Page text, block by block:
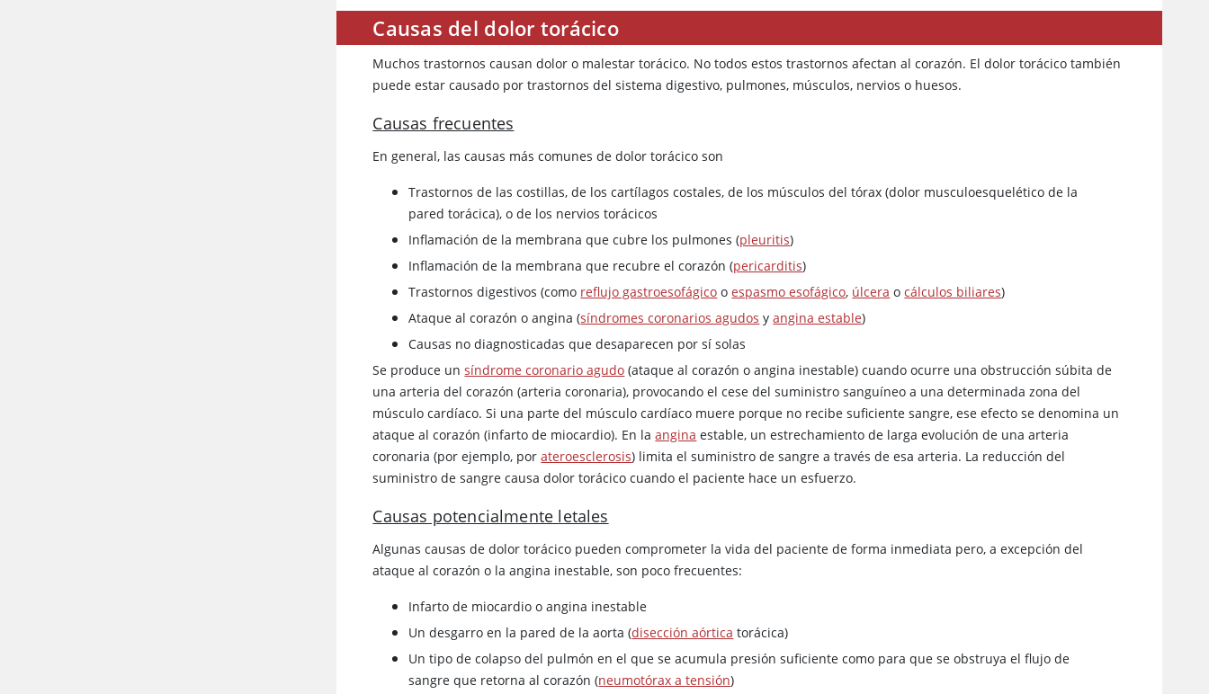
Causas del dolor torácico
Muchos trastornos causan dolor o malestar torácico. No todos estos trastornos afectan al corazón. El dolor torácico también
puede estar causado por trastornos del sistema digestivo, pulmones, músculos, nervios o huesos.
Causas frecuentes
En general, las causas más comunes de dolor torácico son
Trastornos de las costillas, de los cartílagos costales, de los músculos del tórax (dolor musculoesquelético de la
pared torácica), o de los nervios torácicos
Inflamación de la membrana que cubre los pulmones (pleuritis)
Inflamación de la membrana que recubre el corazón (pericarditis)
Trastornos digestivos (como reflujo gastroesofágico oespasmo esofágico, úlcera ocálculos biliares)
Ataque al corazón o angina (síndromes coronarios agudos yangina estable)
Causas no diagnosticadas que desaparecen por sí solas
Se produce unsíndrome coronario agudo (ataque al corazón o angina inestable) cuando ocurre una obstrucción súbita de
una arteria del corazón (arteria coronaria), provocando el cese del suministro sanguíneo a una determinada zona del
músculo cardíaco. Si una parte del músculo cardíaco muere porque no recibe suficiente sangre, ese efecto se denomina un
ataque al corazón (infarto de miocardio). En laangina estable, un estrechamiento de larga evolución de una arteria
coronaria (por ejemplo, porateroesclerosis) limita el suministro de sangre a través de esa arteria. La reducción del
suministro de sangre causa dolor torácico cuando el paciente hace un esfuerzo.
Causas potencialmente letales
Algunas causas de dolor torácico pueden comprometer la vida del paciente de forma inmediata pero, a excepción del
ataque al corazón o la angina inestable, son poco frecuentes:
Infarto de miocardio o angina inestable
Un desgarro en la pared de la aorta (disección aórtica torácica)
Un tipo de colapso del pulmón en el que se acumula presión suficiente como para que se obstruya el flujo de
sangre que retorna al corazón (neumotórax a tensión)